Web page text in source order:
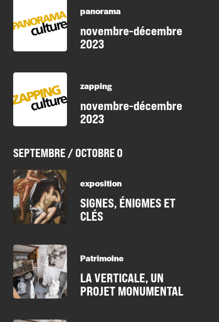
panorama
novembre-décembre
2023
zapping
novembre-décembre
2023
SEPTEMBRE / OCTOBRE 0
exposition
SIGNES, ÉNIGMES ET
CLÉS
Patrimoine
LA VERTICALE, UN
PROJET MONUMENTAL